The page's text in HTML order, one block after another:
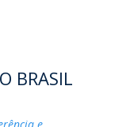
BRASIL